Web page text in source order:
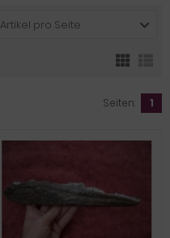
Artikel pro Seite
Seiten: 1